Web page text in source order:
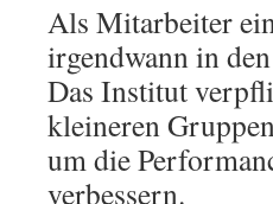
Als Mitarbeiter
irgendwann in
Das Institut
kleineren
um die
verbessern.